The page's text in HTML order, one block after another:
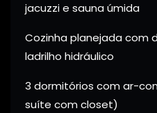
jacuzzi e sauna úmida
Cozinha planejada com
ladrilho hidráulico
3 dormitórios com ar-
suíte com closet)